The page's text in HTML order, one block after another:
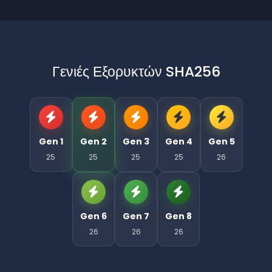
Γενιές Εξορυκτών SHA256
Gen 1
25
Gen 2
25
Gen 3
25
Gen 4
25
Gen 5
26
Gen 6
26
Gen 7
26
Gen 8
26